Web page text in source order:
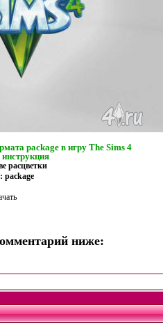
package в игру The Sims 4
расцветки
package
ниже: